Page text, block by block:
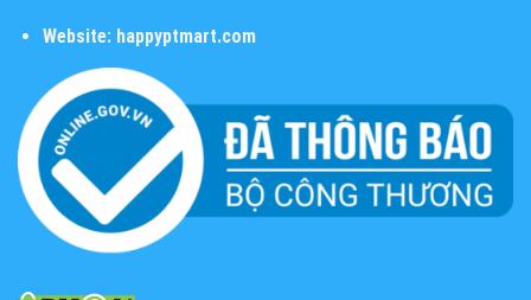
Website: happyptmart.com